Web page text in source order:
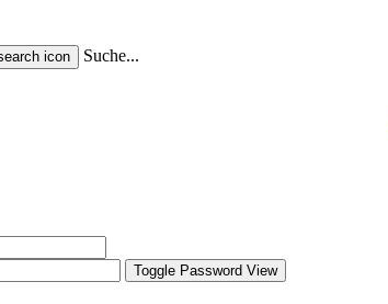
Suche...
Toggle Password View